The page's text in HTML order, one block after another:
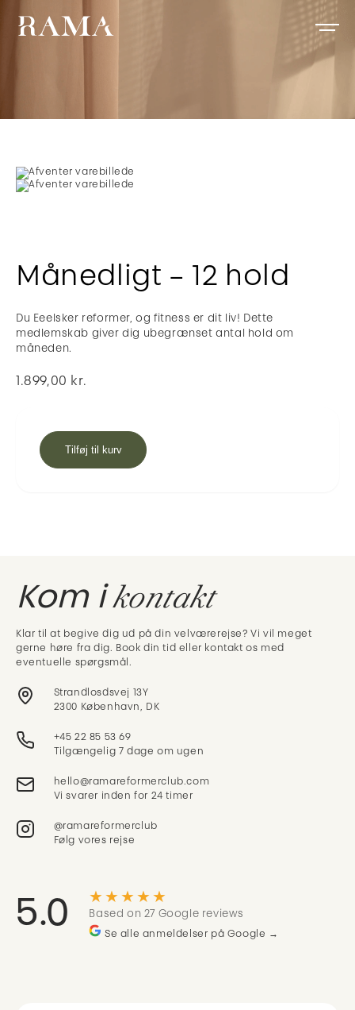
Månedligt – 12 hold
Du Eeelsker reformer, og fitness er dit liv! Dette
medlemskab giver dig ubegrænset antal hold om
måneden.
1.899,00 kr.
Tilføj til kurv
Kom ikontakt
Klar til at begive dig ud på din velværerejse? Vi vil meget
gerne høre fra dig. Book din tid eller kontakt os med
eventuelle spørgsmål.
Strandlosdsvej 13Y
2300 København, DK
+45 22 85 53 69
Tilgængelig 7 dage om ugen
Vi svarer inden for 24 timer
@ramareformerclub
Følg vores rejse
5.0 ★★★★★
Based on 27 Google reviews
Se alle anmeldelser på Google →